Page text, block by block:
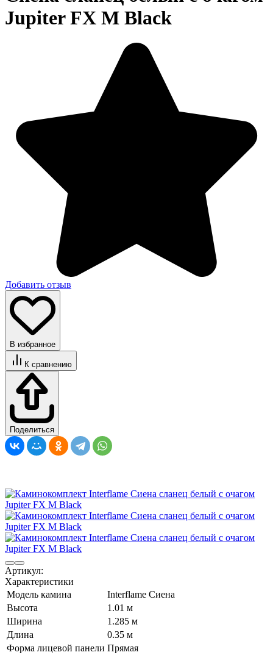
Jupiter FX M Black
Добавить отзыв
В избранное
К сравнению
Поделиться
Артикул:
Характеристики
Модель камина
Interflame Сиена
Высота
1.01 м
Ширина
1.285 м
Длина
0.35 м
Форма лицевой панели Прямая